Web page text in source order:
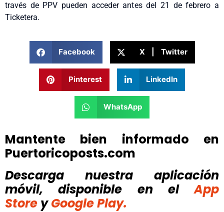
través de PPV pueden acceder antes del 21 de febrero a
Ticketera.
Facebook X | Twitter
Pinterest LinkedIn
WhatsApp
Mantente bien informado en
Puertoricoposts.com
Descarga nuestra aplicación
móvil, disponible
en el
App
Store y Google Play.